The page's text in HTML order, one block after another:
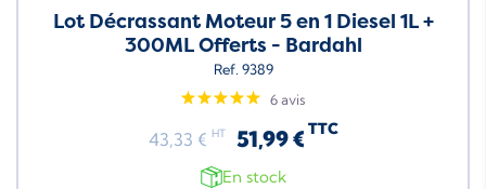
Lot Décrassant Moteur 5 en 1 Diesel 1L +
300ML Offerts - Bardahl
Ref. 9389
6 avis
43,33 € HT 51,99 € TTC
En stock